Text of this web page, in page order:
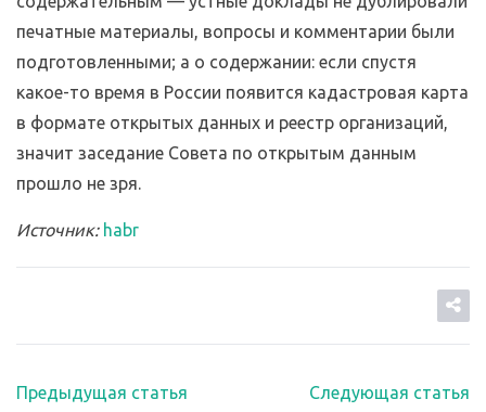
печатные материалы, вопросы и комментарии были
подготовленными; а о содержании: если спустя
какое-то время в России появится кадастровая карта
в формате открытых данных и реестр организаций,
значит заседание Совета по открытым данным
прошло не зря.
Источник: habr
Предыдущая статья
Следующая статья